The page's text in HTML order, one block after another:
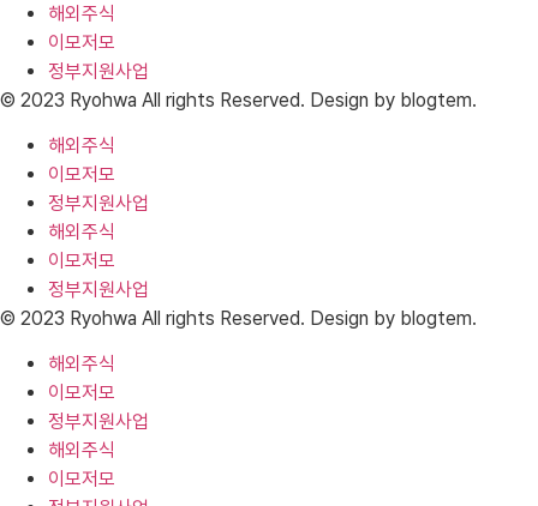
해외주식
이모저모
정부지원사업
© 2023 Ryohwa All rights Reserved. Design by blogtem.
해외주식
이모저모
정부지원사업
해외주식
이모저모
정부지원사업
© 2023 Ryohwa All rights Reserved. Design by blogtem.
해외주식
이모저모
정부지원사업
해외주식
이모저모